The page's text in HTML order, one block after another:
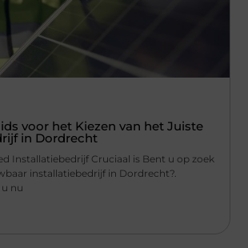
voor het Kiezen van het Juiste
in Dordrecht
Installatiebedrijf Cruciaal is Bent u op zoek
installatiebedrijf in Dordrecht?.
nu